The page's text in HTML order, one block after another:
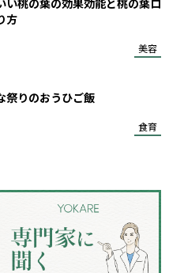
い桃の葉の効果効能と桃の葉ロ
方
美容
祭りのおうひご飯
食育